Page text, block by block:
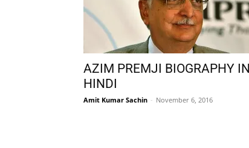
AZIM PREMJI BIOGRAPHY IN
HINDI
Amit Kumar Sachin - November 6, 2016